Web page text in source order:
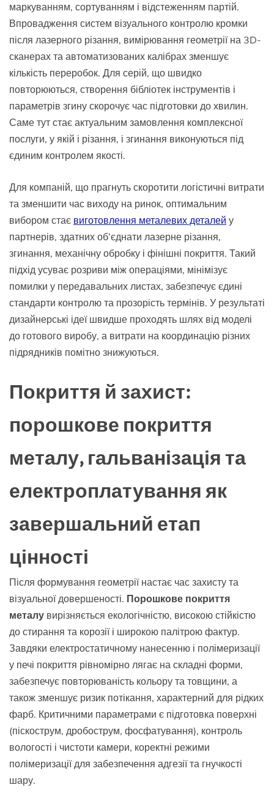
маркуванням, сортуванням і відстеженням партій.
Впровадження систем візуального контролю кромки
після лазерного різання, вимірювання геометрії на 3D-
сканерах та автоматизованих калібрах зменшує
кількість переробок. Для серій, що швидко
повторюються, створення бібліотек інструментів і
параметрів згину скорочує час підготовки до хвилин.
Саме тут стає актуальним замовлення комплексної
послуги, у якій і різання, і згинання виконуються під
єдиним контролем якості.
Для компаній, що прагнуть скоротити логістичні витрати
та зменшити час виходу на ринок, оптимальним
вибором стає виготовлення металевих деталей у
партнерів, здатних об’єднати лазерне різання,
згинання, механічну обробку і фінішні покриття. Такий
підхід усуває розриви між операціями, мінімізує
помилки у передавальних листах, забезпечує єдині
стандарти контролю та прозорість термінів. У результаті
дизайнерські ідеї швидше проходять шлях від моделі
до готового виробу, а витрати на координацію різних
підрядників помітно знижуються.
Покриття й захист:
порошкове покриття
металу, гальванізація та
електроплатування як
завершальний етап
цінності
Після формування геометрії настає час захисту та
візуальної довершеності. Порошкове покриття
металу вирізняється екологічністю, високою стійкістю
до стирання та корозії і широкою палітрою фактур.
Завдяки електростатичному нанесенню і полімеризації
у печі покриття рівномірно лягає на складні форми,
забезпечує повторюваність кольору та товщини, а
також зменшує ризик потікання, характерний для рідких
фарб. Критичними параметрами є підготовка поверхні
(піскострум, дробострум, фосфатування), контроль
вологості і чистоти камери, коректні режими
полімеризації для забезпечення адгезії та гнучкості
шару.